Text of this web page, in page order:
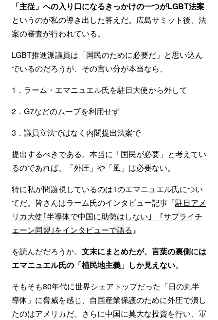
「主従」への入り口になるきっかけの一つがLGBT法案
というのが私の導き出した答えだ。広島サミット後、法
案の審査が行われている。
LGBT推進派議員は「国民のために必要だ」と思い込ん
でいるのだろうが、その言い分が本当なら、
1．ラーム・エマニュエル氏を駐日大使から外して
2．G7などのムーブを利用せず
3．議員立法ではなく内閣提出法案で
提出するべきである。本当に「国民が必要」と考えてい
るのであれば、「外圧」や「風」は必要ない。
特に私が問題視しているのは1のエマニュエル氏につい
てだ。皆さんはラーム氏のインタビュー記事『駐日アメ
リカ大使｢半導体で中国に助勢はしない｣ ｢サプライチ
ェーン同盟｣をインタビューで語る』
を読んだだろうか。 文末にまとめたが、言葉の裏側には
エマニュエル氏の「植民地主義」しか見えない。
そもそも80年代に世界シェアトップだった「日の丸半
導体」に脅威を感じ、自国産業保護のために外圧で潰し
たのはアメリカだ。さらに中国に莫大な投資を行い、軍